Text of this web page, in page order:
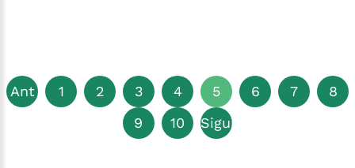
Ant 1 2 3 4 5 6 7
8
9
10 Siguiente